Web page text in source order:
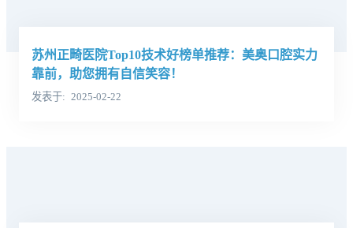
苏州正畸医院Top10技术好榜单推荐：美奥口腔实力
靠前，助您拥有自信笑容！
发表于 2025-02-22